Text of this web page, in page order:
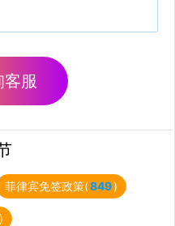
客服
菲律宾免签政策(849)
)